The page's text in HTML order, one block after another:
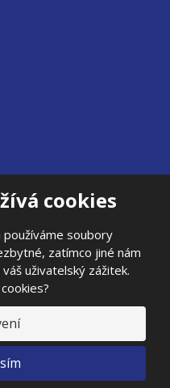
cookies
používáme soubory
zatímco jiné nám
uživatelský zážitek.
údajů